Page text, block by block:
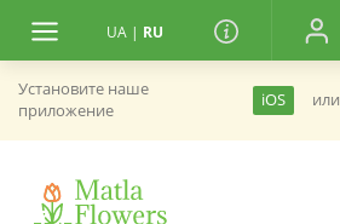
UA | RU
Установите наше
приложение
iOS или